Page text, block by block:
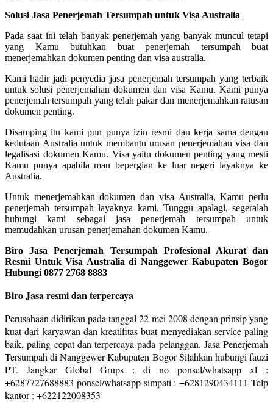
Solusi Jasa Penerjemah Tersumpah untuk Visa Australia
Pada saat ini telah banyak penerjemah yang banyak muncul tetapi
yang Kamu butuhkan buat penerjemah tersumpah buat
menerjemahkan dokumen penting dan visa australia.
Kami hadir jadi penyedia jasa penerjemah tersumpah yang terbaik
untuk solusi penerjemahan dokumen dan visa Kamu. Kami punya
penerjemah tersumpah yang telah pakar dan menerjemahkan ratusan
dokumen penting.
Disamping itu kami pun punya izin resmi dan kerja sama dengan
kedutaan Australia untuk membantu urusan penerjemahan visa dan
legalisasi dokumen Kamu. Visa yaitu dokumen penting yang mesti
Kamu punya apabila mau bepergian ke luar negeri layaknya ke
Australia.
Untuk menerjemahkan dokumen dan visa Australia, Kamu perlu
penerjemah tersumpah layaknya kami. Tunggu apalagi, segeralah
hubungi kami sebagai jasa penerjemah tersumpah untuk
memudahkan urusan penerjemahan dokumen Kamu.
Biro Jasa Penerjemah Tersumpah Profesional Akurat dan
Resmi Untuk Visa Australia di Nanggewer Kabupaten Bogor
Hubungi 0877 2768 8883
Biro Jasa resmi dan terpercaya
Perusahaan didirikan pada tanggal 22 mei 2008 dengan prinsip yang
kuat dari karyawan dan kreatifitas buat menyediakan service paling
baik, paling cepat dan terpercaya pada pelanggan. Jasa Penerjemah
Tersumpah di Nanggewer Kabupaten Bogor Silahkan hubungi fauzi
PT. Jangkar Global Grups : di no ponsel/whatsapp xl :
+6287727688883 ponsel/whatsapp simpati : +6281290434111 Telp
kantor : +622122008353